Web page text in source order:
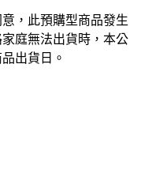
，此預購型商品發生
庭無法出貨時，本公
出貨日。